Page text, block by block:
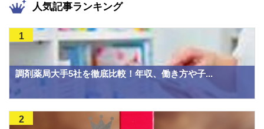
人気記事ランキング
調剤薬局大手5社を徹底比較！年収、働き方や子...
1
2